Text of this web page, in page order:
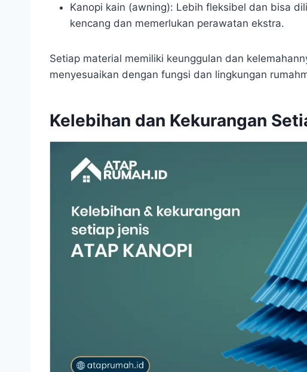
Kanopi kain (awning): Lebih fleksibel dan bisa
kencang dan memerlukan perawatan ekstra.
Setiap material memiliki keunggulan dan
menyesuaikan dengan fungsi dan lingkungan
Kelebihan dan Kekurangan